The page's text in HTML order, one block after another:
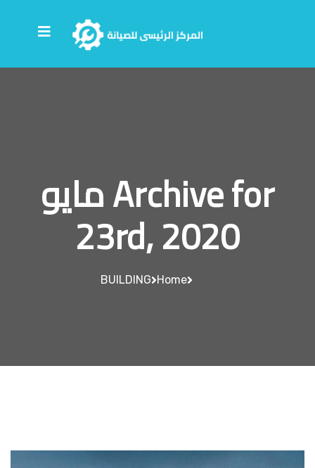
Archive for مايو
23rd, 2020
Home
BUILDING